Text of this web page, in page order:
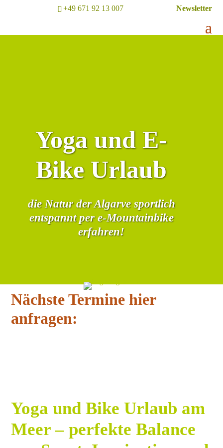
+49 671 92 13 007 Newsletter
Yoga und E-
Bike Urlaub
die Natur der Algarve sportlich
entspannt per e-Mountainbike
erfahren!
Nächste Termine hier
anfragen:
Yoga und Bike Urlaub am
Meer – perfekte Balance